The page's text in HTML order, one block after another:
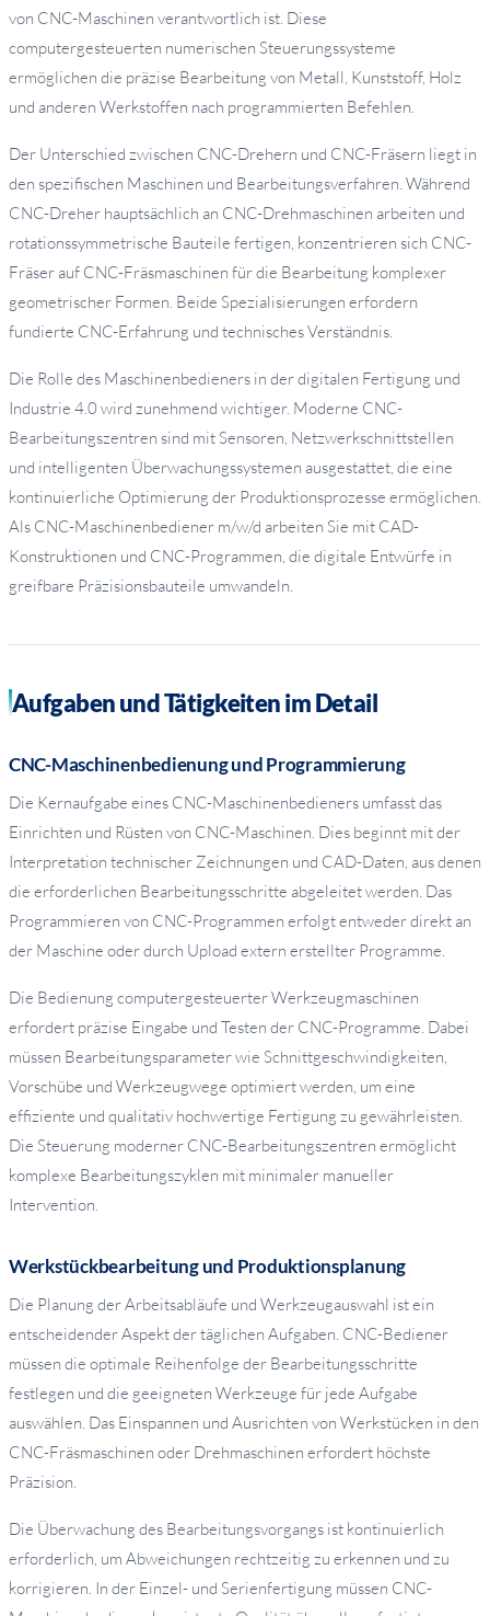
von CNC-Maschinen verantwortlich ist. Diese
computergesteuerten numerischen Steuerungssysteme
ermöglichen die präzise Bearbeitung von Metall, Kunststoff, Holz
und anderen Werkstoffen nach programmierten Befehlen.
Der Unterschied zwischen CNC-Drehern und CNC-Fräsern liegt in
den spezifischen Maschinen und Bearbeitungsverfahren. Während
CNC-Dreher hauptsächlich an CNC-Drehmaschinen arbeiten und
rotationssymmetrische Bauteile fertigen, konzentrieren sich CNC-
Fräser auf CNC-Fräsmaschinen für die Bearbeitung komplexer
geometrischer Formen. Beide Spezialisierungen erfordern
fundierte CNC-Erfahrung und technisches Verständnis.
Die Rolle des Maschinenbedieners in der digitalen Fertigung und
Industrie 4.0 wird zunehmend wichtiger. Moderne CNC-
Bearbeitungszentren sind mit Sensoren, Netzwerkschnittstellen
und intelligenten Überwachungssystemen ausgestattet, die eine
kontinuierliche Optimierung der Produktionsprozesse ermöglichen.
Als CNC-Maschinenbediener m/w/d arbeiten Sie mit CAD-
Konstruktionen und CNC-Programmen, die digitale Entwürfe in
greifbare Präzisionsbauteile umwandeln.
Aufgaben und Tätigkeiten im Detail
CNC-Maschinenbedienung und Programmierung
Die Kernaufgabe eines CNC-Maschinenbedieners umfasst das
Einrichten und Rüsten von CNC-Maschinen. Dies beginnt mit der
Interpretation technischer Zeichnungen und CAD-Daten, aus denen
die erforderlichen Bearbeitungsschritte abgeleitet werden. Das
Programmieren von CNC-Programmen erfolgt entweder direkt an
der Maschine oder durch Upload extern erstellter Programme.
Die Bedienung computergesteuerter Werkzeugmaschinen
erfordert präzise Eingabe und Testen der CNC-Programme. Dabei
müssen Bearbeitungsparameter wie Schnittgeschwindigkeiten,
Vorschübe und Werkzeugwege optimiert werden, um eine
effiziente und qualitativ hochwertige Fertigung zu gewährleisten.
Die Steuerung moderner CNC-Bearbeitungszentren ermöglicht
komplexe Bearbeitungszyklen mit minimaler manueller
Intervention.
Werkstückbearbeitung und Produktionsplanung
Die Planung der Arbeitsabläufe und Werkzeugauswahl ist ein
entscheidender Aspekt der täglichen Aufgaben. CNC-Bediener
müssen die optimale Reihenfolge der Bearbeitungsschritte
festlegen und die geeigneten Werkzeuge für jede Aufgabe
auswählen. Das Einspannen und Ausrichten von Werkstücken in den
CNC-Fräsmaschinen oder Drehmaschinen erfordert höchste
Präzision.
Die Überwachung des Bearbeitungsvorgangs ist kontinuierlich
erforderlich, um Abweichungen rechtzeitig zu erkennen und zu
korrigieren. In der Einzel- und Serienfertigung müssen CNC-